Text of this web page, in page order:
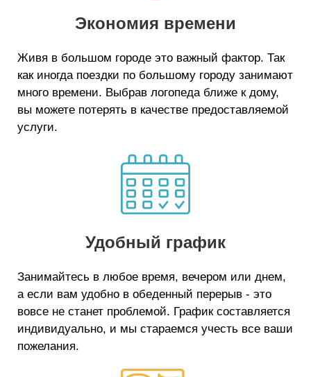
Экономия времени
Живя в большом городе это важный фактор. Так
как иногда поездки по большому городу занимают
много времени. Выбрав логопеда ближе к дому,
вы можете потерять в качестве предоставляемой
услуги.
Удобный график
Занимайтесь в любое время, вечером или днем,
а если вам удобно в обеденный перерыв - это
вовсе не станет проблемой. График составляется
индивидуально, и мы стараемся учесть все ваши
пожелания.